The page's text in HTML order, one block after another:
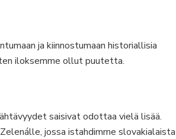
ja kiinnostumaan historiallisia
iloksemme ollut puutetta.
saisivat odottaa vielä lisää.
jossa istahdimme slovakialaista